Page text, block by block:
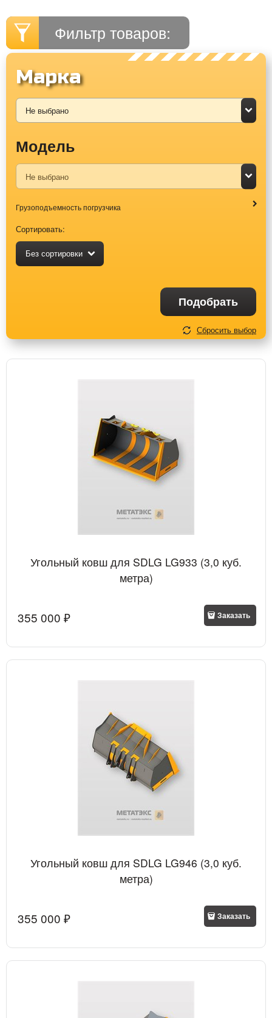
Фильтр товаров:
Марка
Модель
Грузоподъемность погрузчика
Сортировать:
Без сортировки
Подобрать
Сбросить выбор
Угольный ковш для SDLG LG933 (3,0 куб.
метра)
355 000 ₽ Заказать
Угольный ковш для SDLG LG946 (3,0 куб.
метра)
355 000 ₽ Заказать